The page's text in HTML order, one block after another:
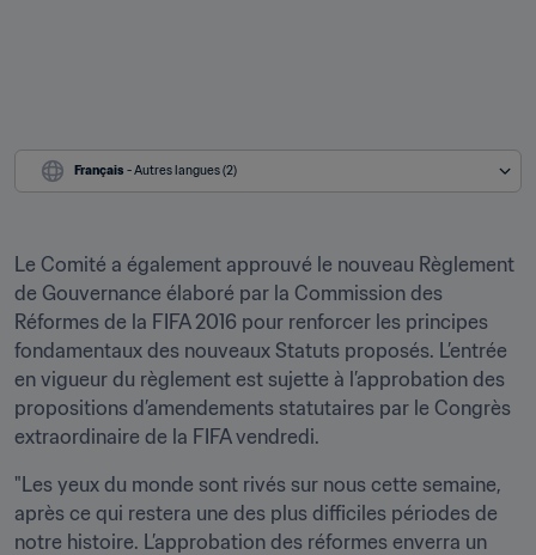
Français - Autres langues (2)
Le Comité a également approuvé le nouveau Règlement
de Gouvernance élaboré par la Commission des
Réformes de la FIFA 2016 pour renforcer les principes
fondamentaux des nouveaux Statuts proposés. L’entrée
en vigueur du règlement est sujette à l’approbation des
propositions d’amendements statutaires par le Congrès
extraordinaire de la FIFA vendredi.
"Les yeux du monde sont rivés sur nous cette semaine,
après ce qui restera une des plus difficiles périodes de
notre histoire. L’approbation des réformes enverra un